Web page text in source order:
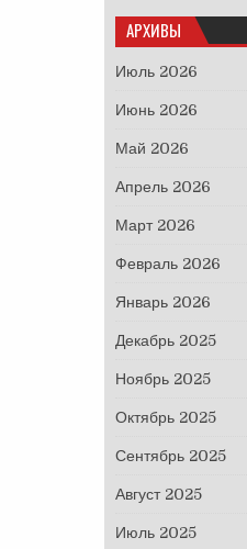
АРХИВЫ
Июль 2026
Июнь 2026
Май 2026
Апрель 2026
Март 2026
Февраль 2026
Январь 2026
Декабрь 2025
Ноябрь 2025
Октябрь 2025
Сентябрь 2025
Август 2025
Июль 2025